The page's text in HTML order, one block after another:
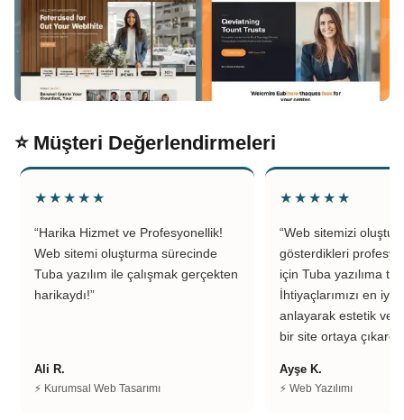
⭐ Müşteri Değerlendirmeleri
★★★★★
“Harika Hizmet ve Profesyonellik!
Web sitemi oluşturma sürecinde
Tuba yazılım ile çalışmak gerçekten
harikaydı!”
Ali R.
⚡ Kurumsal Web Tasarımı
★★★★★
“Web sitemizi
gösterdikleri
için Tuba yazılıma
İhtiyaçlarımızı en iyi
anlayarak estetik ve
bir site ortaya
Ayşe K.
⚡ Web Yazılımı